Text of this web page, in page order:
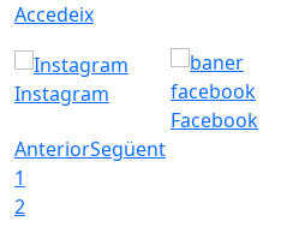
Accedeix
Instagram
Facebook
AnteriorSegüent
1
2